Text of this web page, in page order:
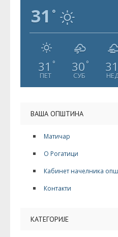
31 °
31 °
ПЕТ
30 °
СУБ
31
ВАША ОПШТИНА
Матичар
О Рогатици
Кабинет начелника
Контакти
КАТЕГОРИЈЕ